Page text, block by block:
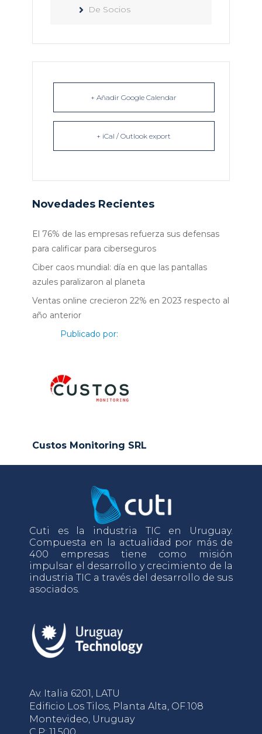
De Socios
+ Añadir Google Calendar
+ iCal / Outlook export
Novedades Recientes
El 76% de las empresas refuerza sus defensas
para calificar para ciberseguros
Ciber caos mundial: día en que las pantallas
azules paralizaron al planeta
Ventas online crecieron 22% en 2023 respecto al
año anterior
Publicado por:
Custos Monitoring SRL
Cuti es la industria TIC en Uruguay.
Compuesta en la actualidad por más de
400 empresas tiene como misión
impulsar el desarrollo y crecimiento de la
industria TIC a través del desarrollo de sus
asociados.
Av. Italia 6201, LATU
Edificio Los Tilos, Planta Alta, OF.108
Montevideo, Uruguay